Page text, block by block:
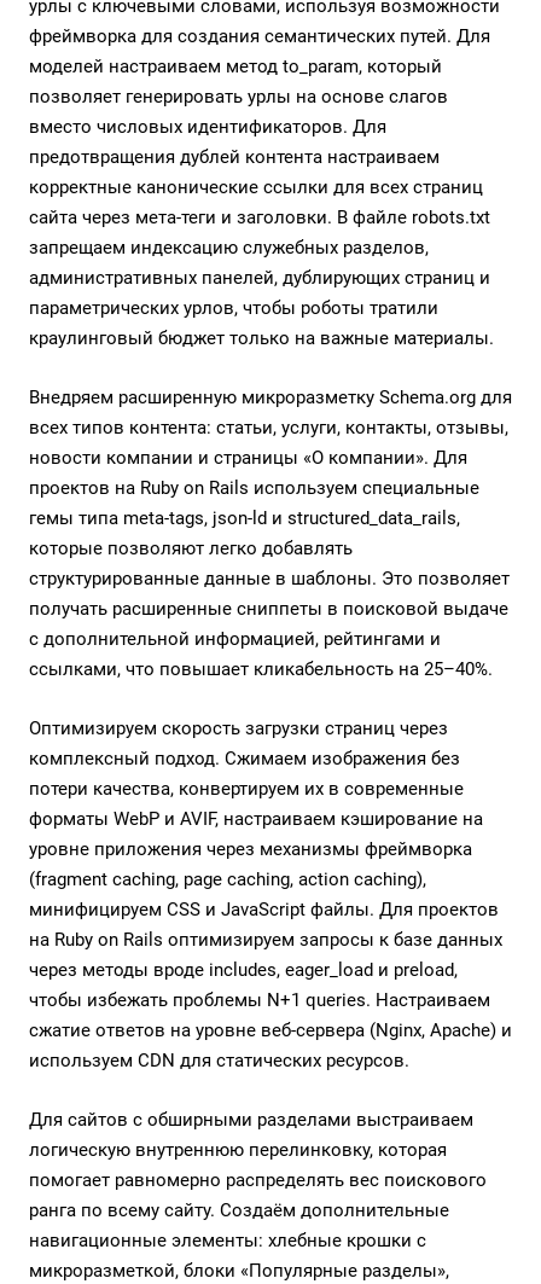
урлы с ключевыми словами, используя возможности
фреймворка для создания семантических путей. Для
моделей настраиваем метод to_param, который
позволяет генерировать урлы на основе слагов
вместо числовых идентификаторов. Для
предотвращения дублей контента настраиваем
корректные канонические ссылки для всех страниц
сайта через мета-теги и заголовки. В файле robots.txt
запрещаем индексацию служебных разделов,
административных панелей, дублирующих страниц и
параметрических урлов, чтобы роботы тратили
краулинговый бюджет только на важные материалы.
Внедряем расширенную микроразметку Schema.org для
всех типов контента: статьи, услуги, контакты, отзывы,
новости компании и страницы «О компании». Для
проектов на Ruby on Rails используем специальные
гемы типа meta-tags, json-ld и structured_data_rails,
которые позволяют легко добавлять
структурированные данные в шаблоны. Это позволяет
получать расширенные сниппеты в поисковой выдаче
с дополнительной информацией, рейтингами и
ссылками, что повышает кликабельность на 25–40%.
Оптимизируем скорость загрузки страниц через
комплексный подход. Сжимаем изображения без
потери качества, конвертируем их в современные
форматы WebP и AVIF, настраиваем кэширование на
уровне приложения через механизмы фреймворка
(fragment caching, page caching, action caching),
минифицируем CSS и JavaScript файлы. Для проектов
на Ruby on Rails оптимизируем запросы к базе данных
через методы вроде includes, eager_load и preload,
чтобы избежать проблемы N+1 queries. Настраиваем
сжатие ответов на уровне веб-сервера (Nginx, Apache) и
используем CDN для статических ресурсов.
Для сайтов с обширными разделами выстраиваем
логическую внутреннюю перелинковку, которая
помогает равномерно распределять вес поискового
ранга по всему сайту. Создаём дополнительные
навигационные элементы: хлебные крошки с
микроразметкой, блоки «Популярные разделы»,